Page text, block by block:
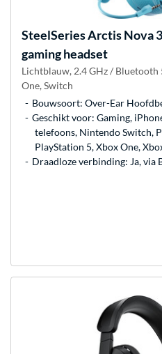
SteelSeriesArctis Nova
gaming headset
Lichtblauw, 2.4 GHz / Bluetooth
One, Switch
Bouwsoort: Over-Ear
Geschikt voor: Gaming,
telefoons, Nintendo Switch,
PlayStation 5, Xbox One,
Draadloze verbinding: Ja, via